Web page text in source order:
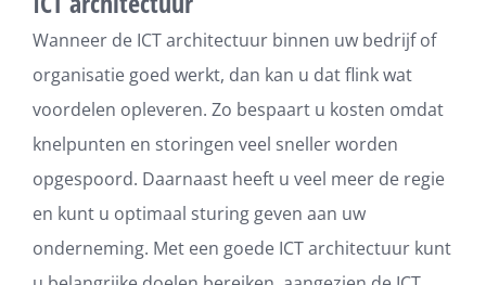
Wanneer de ICT architectuur binnen uw bedrijf of
organisatie goed werkt, dan kan u dat flink wat
voordelen opleveren. Zo bespaart u kosten omdat
knelpunten en storingen veel sneller worden
opgespoord. Daarnaast heeft u veel meer de regie
en kunt u optimaal sturing geven aan uw
onderneming. Met een goede ICT architectuur kunt